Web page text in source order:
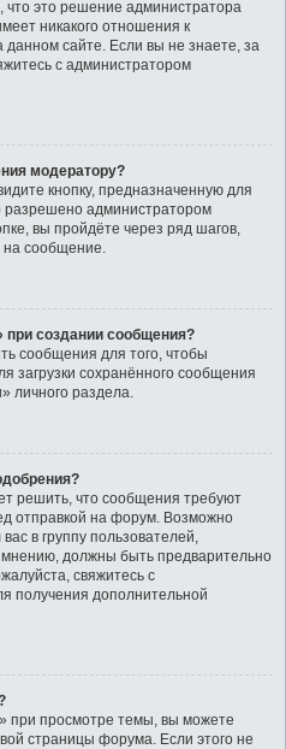
что это решение администратора
никакого отношения к
сайте. Если вы не знаете, за
с администратором
модератору?
кнопку, предназначенную для
разрешено администратором
вы пройдёте через ряд шагов,
на сообщение.
при создании сообщения?
сообщения для того, чтобы
загрузки сохранённого сообщения
личного раздела.
решить, что сообщения требуют
отправкой на форум. Возможно
в группу пользователей,
должны быть предварительно
свяжитесь с
получения дополнительной
при просмотре темы, вы можете
страницы форума. Если этого не